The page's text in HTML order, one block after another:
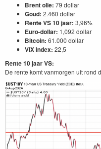
Brent olie: 79 dollar
Goud: 2.460 dollar
Rente VS 10 jaar: 3,96%
Euro-dollar: 1,092 dollar
Bitcoin: 61.000 dollar
VIX index: 22,5
Rente 10 jaar VS:
De rente komt vanmorgen uit rond